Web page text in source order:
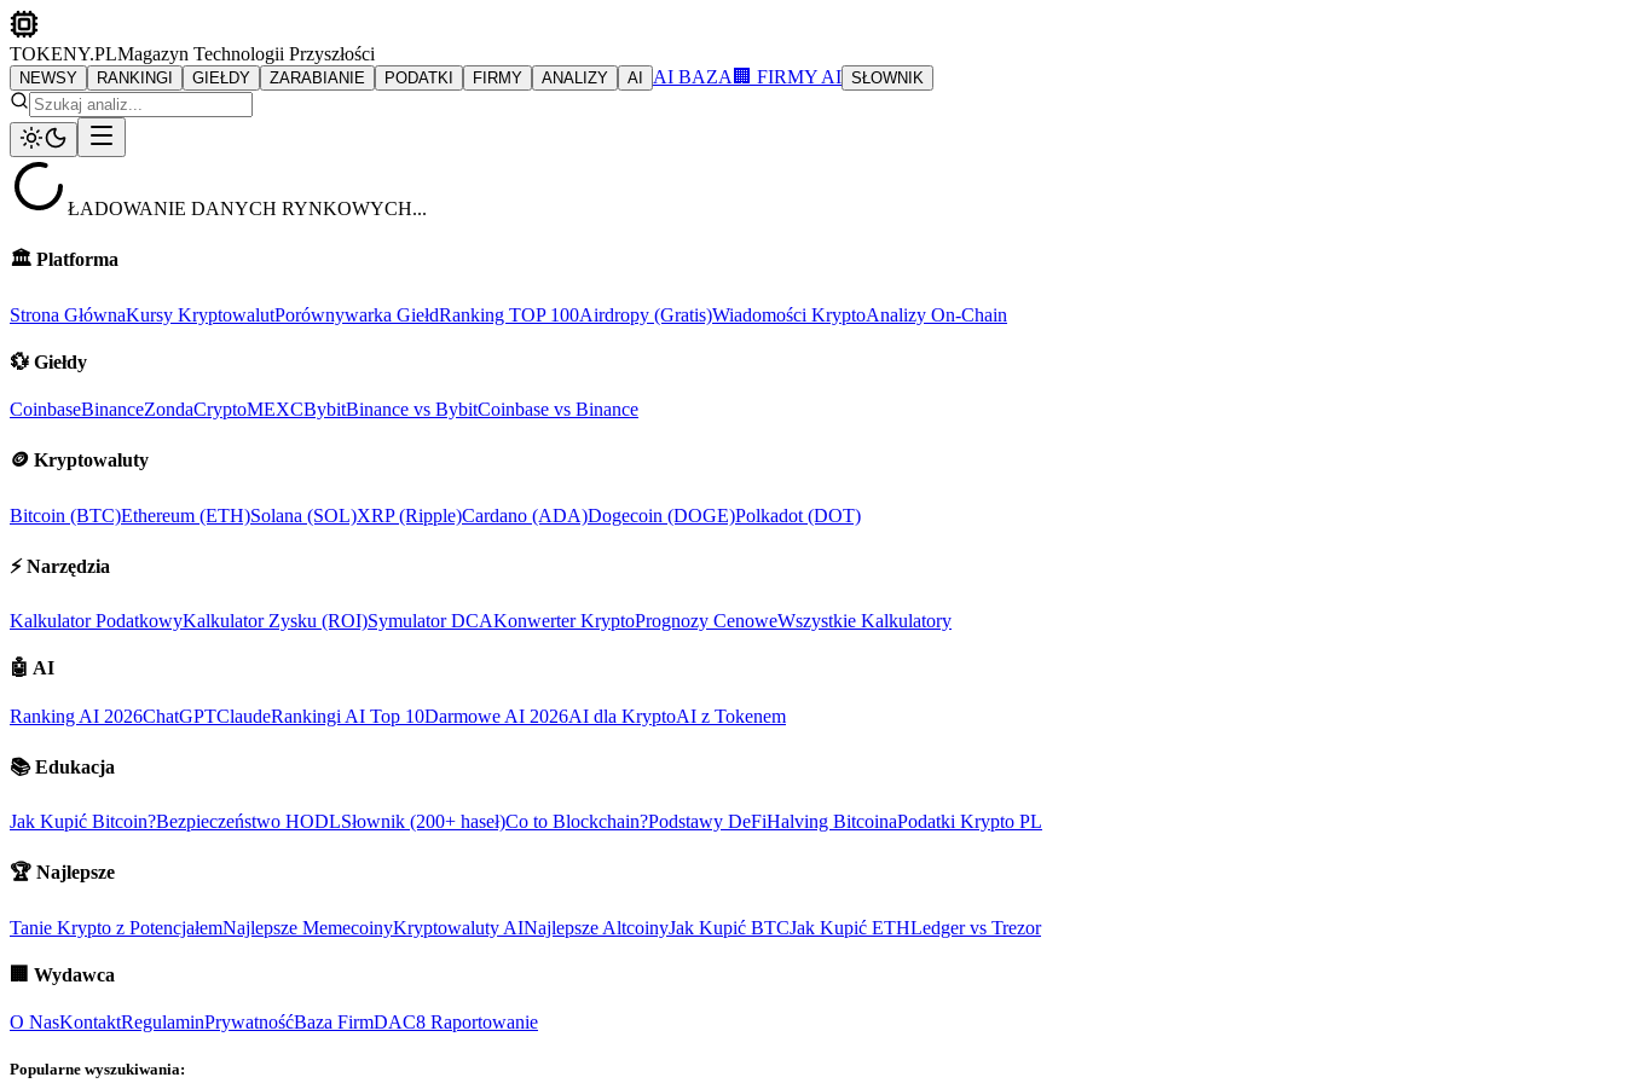
TOKENY.PLMagazyn Technologii Przyszłości
NEWSY RANKINGI GIEŁDY ZARABIANIE PODATKI FIRMY ANALIZY AI AI BAZA 🏢 FIRMY AI SŁOWNIK
ŁADOWANIE DANYCH RYNKOWYCH...
🏛️ Platforma
Strona GłównaKursy KryptowalutPorównywarka GiełdRanking TOP 100Airdropy (Gratis)Wiadomości KryptoAnalizy On-Chain
💱 Giełdy
CoinbaseBinanceZondaCryptoMEXCBybitBinance vs BybitCoinbase vs Binance
🪙 Kryptowaluty
Bitcoin (BTC)Ethereum (ETH)Solana (SOL)XRP (Ripple)Cardano (ADA)Dogecoin (DOGE)Polkadot (DOT)
⚡ Narzędzia
Kalkulator PodatkowyKalkulator Zysku (ROI)Symulator DCAKonwerter KryptoPrognozy CenoweWszystkie Kalkulatory
🤖 AI
Ranking AI 2026ChatGPTClaudeRankingi AI Top 10Darmowe AI 2026AI dla KryptoAI z Tokenem
📚 Edukacja
Jak Kupić Bitcoin?Bezpieczeństwo HODLSłownik (200+ haseł)Co to Blockchain?Podstawy DeFiHalving BitcoinaPodatki Krypto PL
🏆 Najlepsze
Tanie Krypto z PotencjałemNajlepsze MemecoinyKryptowaluty AINajlepsze AltcoinyJak Kupić BTCJak Kupić ETHLedger vs Trezor
🏢 Wydawca
O NasKontaktRegulaminPrywatnośćBaza FirmDAC8 Raportowanie
Popularne wyszukiwania: